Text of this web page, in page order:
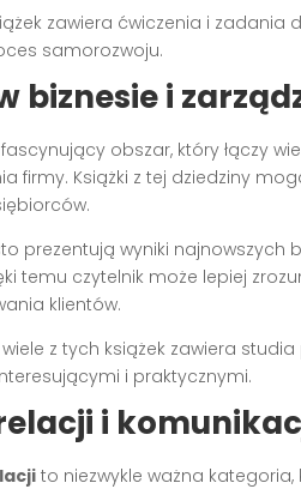
zawiera ćwiczenia i
samorozwoju.
biznesie i
obszar, który łączy
firmy. Książki z tej dziedziny
prezentują wyniki
temu czytelnik może lepiej
klientów.
z tych książek zawiera
i praktycznymi.
i
to niezwykle ważna